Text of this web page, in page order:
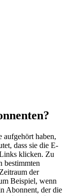
haben,
dass sie die E-
klicken. Zu
bestimmten
der
Beispiel, wenn
Abonnent, der die